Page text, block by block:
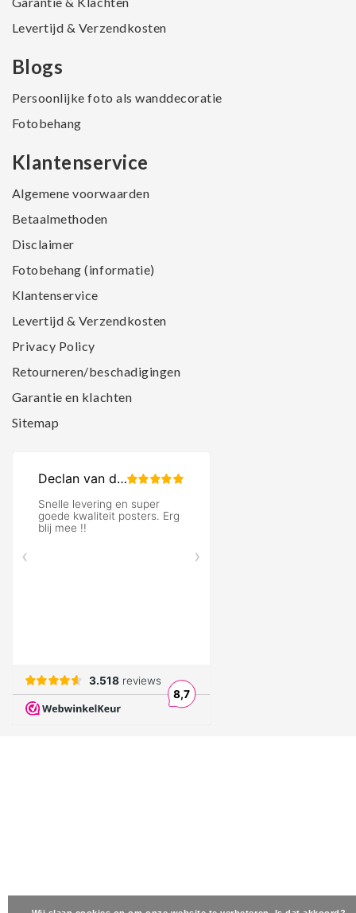
Levertijd & Verzendkosten
Blogs
Persoonlijke foto als wanddecoratie
Fotobehang
Klantenservice
Algemene voorwaarden
Betaalmethoden
Disclaimer
Fotobehang (informatie)
Klantenservice
Levertijd & Verzendkosten
Privacy Policy
Retourneren/beschadigingen
Garantie en klachten
Sitemap